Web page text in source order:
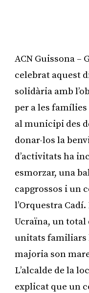
ACN Guissona –
celebrat aquest
solidària amb
per a les
al municipi des
donar-los la
d’activitats ha
esmorzar, una
capgrossos i un
l’Orquestra
Ucraïna, un total
unitats familiars
majoria son
L’alcalde de la
explicat que un